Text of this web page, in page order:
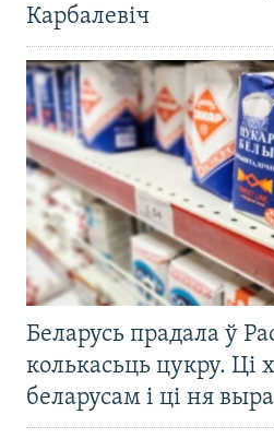
Карбалевіч
Беларусь прадала ў
колькасьць цукру. Ці
беларусам і ці ня